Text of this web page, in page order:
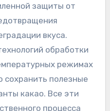
защиты от
вкуса.
обработки
режимах
сохранить полезные
какао. Все эти
процесса